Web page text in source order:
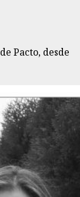
Pacto, desde